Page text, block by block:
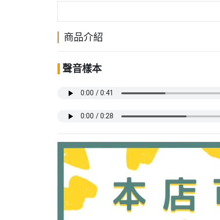
商品介紹
聲音樣本